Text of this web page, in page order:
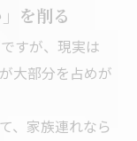
を削る
すが、現実は
大部分を占めが
、家族連れなら